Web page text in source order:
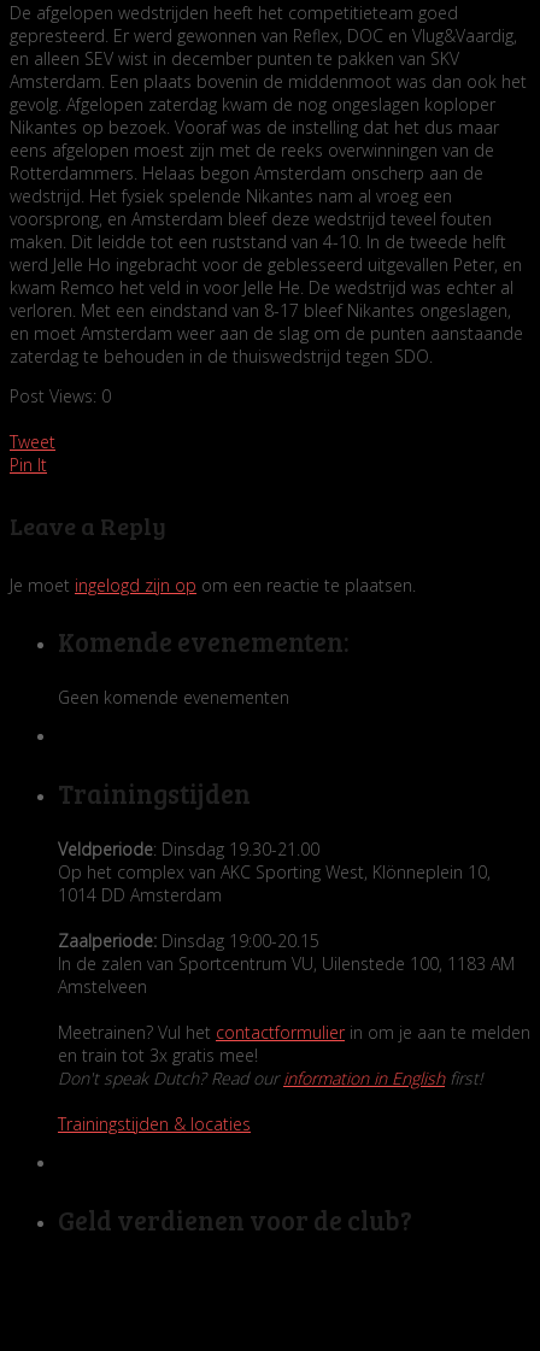
De afgelopen wedstrijden heeft het competitieteam goed
gepresteerd. Er werd gewonnen van Reflex, DOC en Vlug&Vaardig,
en alleen SEV wist in december punten te pakken van SKV
Amsterdam. Een plaats bovenin de middenmoot was dan ook het
gevolg. Afgelopen zaterdag kwam de nog ongeslagen koploper
Nikantes op bezoek. Vooraf was de instelling dat het dus maar
eens afgelopen moest zijn met de reeks overwinningen van de
Rotterdammers. Helaas begon Amsterdam onscherp aan de
wedstrijd. Het fysiek spelende Nikantes nam al vroeg een
voorsprong, en Amsterdam bleef deze wedstrijd teveel fouten
maken. Dit leidde tot een ruststand van 4-10. In de tweede helft
werd Jelle Ho ingebracht voor de geblesseerd uitgevallen Peter, en
kwam Remco het veld in voor Jelle He. De wedstrijd was echter al
verloren. Met een eindstand van 8-17 bleef Nikantes ongeslagen,
en moet Amsterdam weer aan de slag om de punten aanstaande
zaterdag te behouden in de thuiswedstrijd tegen SDO.
Post Views: 0
Tweet
Pin It
Leave a Reply
Je moet ingelogd zijn op om een reactie te plaatsen.
Komende evenementen:
Geen komende evenementen
Trainingstijden
Veldperiode: Dinsdag 19.30-21.00
Op het complex van AKC Sporting West, Klönneplein 10,
1014 DD Amsterdam
Zaalperiode: Dinsdag 19:00-20.15
In de zalen van Sportcentrum VU, Uilenstede 100, 1183 AM
Amstelveen
Meetrainen? Vul het contactformulierin om je aan te melden
en train tot 3x gratis mee!
Don't speak Dutch? Read ourinformation in Englishfirst!
Trainingstijden & locaties
Geld verdienen voor de club?